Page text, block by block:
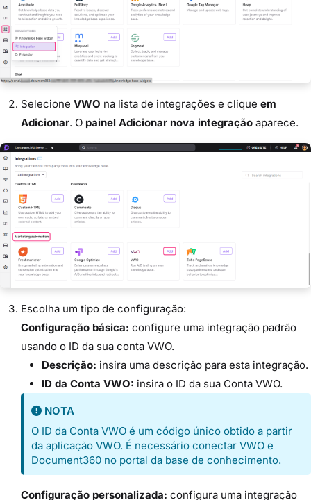
Selecione VWO na lista de integrações e clique em
Adicionar. O painel Adicionar nova integração aparece.
Escolha um tipo de configuração:
Configuração básica: configure uma integração padrão
usando o ID da sua conta VWO.
Descrição: insira uma descrição para esta integração.
ID da Conta VWO: insira o ID da sua Conta VWO.
NOTA
O ID da Conta VWO é um código único obtido a partir
da aplicação VWO. É necessário conectar VWO e
Document360 no portal da base de conhecimento.
Configuração personalizada: configura uma integração